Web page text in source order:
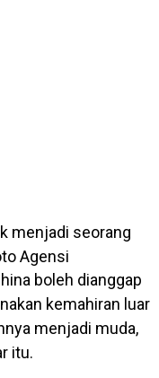
menjadi seorang
Agensi
boleh dianggap
kemahiran luar
menjadi muda,
itu.